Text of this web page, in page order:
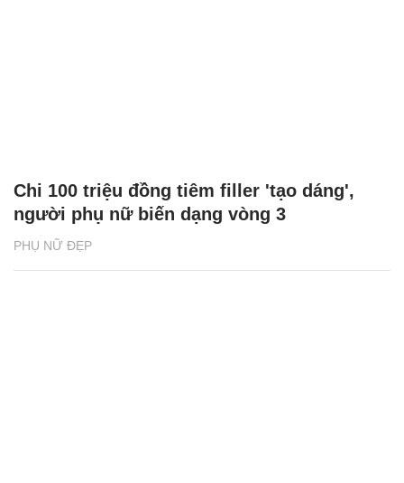
PHỤ NỮ ĐẸP
Chi 100 triệu đồng tiêm filler 'tạo dáng',
người phụ nữ biến dạng vòng 3